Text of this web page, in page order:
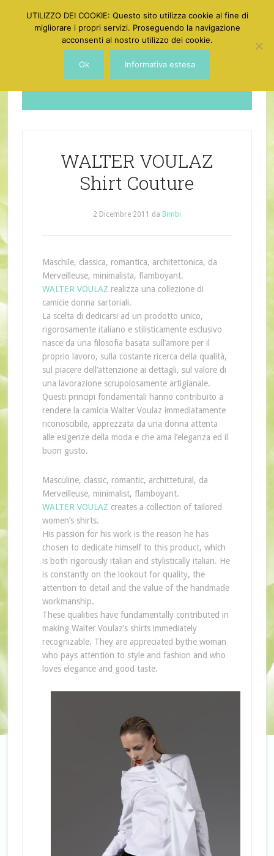
Dotgirl
WALTER VOULAZ
Shirt Couture
2 Dicembre 2011 da Bimbi
Maschile, classica, romantica, architettonica, da
Merveilleuse, minimalista, flamboyant.
WALTER VOULAZ realizza una collezione di
camicie donna sartoriali.
La scelta di dedicarsi ad un prodotto unico,
rigorosamente italiano e stilisticamente esclusivo
nasce da una filosofia basata sull’amore per il
proprio lavoro, sulla costante ricerca della qualità,
sul piacere dell’attenzione ai dettagli, sul valore di
una lavorazione scrupolosamente artigianale.
Questi principi fondamentali hanno contribuito a
rendere la camicia Walter Voulaz immediatamente
riconoscibile, apprezzata da una donna attenta
alle esigenze della moda e che ama l’eleganza ed il
buon gusto.
Masculine, classic, romantic, archittetural, da
Merveilleuse, minimalist, flamboyant.
WALTER VOULAZ creates a collection of tailored
women’s shirts.
His passion for his work is the reason he has
chosen to dedicate himself to this product, which
is both rigorously italian and stylistically italian. He
is constantly on the lookout for quality, the
attention to detail and the value of the handmade
workmanship.
These qualities have fundamentally contributed in
making Walter Voulaz’s shirts immediately
recognizable. They are appreciated bythe woman
who pays attention to style and fashion and who
loves elegance and good taste.
UTILIZZO DEI COOKIE: Questo sito utilizza cookie al fine di
migliorare i propri servizi. Proseguendo la navigazione
acconsenti al nostro utilizzo dei cookie.
Ok Informativa estesa